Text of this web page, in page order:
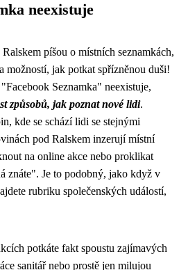
neexistuje
píšou o místních seznamkách,
možností, jak potkat spřízněnou duši!
Seznamka" neexistuje,
způsobů, jak poznat nové lidi.
kde se schází lidi se stejnými
pod Ralskem inzerují místní
na online akce nebo proklikat
znáte". Je to podobný, jako když v
rubriku společenských událostí,
potkáte fakt spoustu zajímavých
sanitářnebo prostě jen milujou